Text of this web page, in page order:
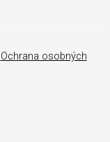
Ochrana osobných